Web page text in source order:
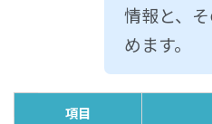
情報と、
めます。
項目